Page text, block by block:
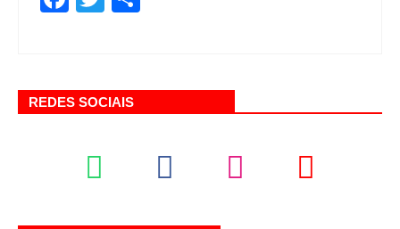
REDES SOCIAIS